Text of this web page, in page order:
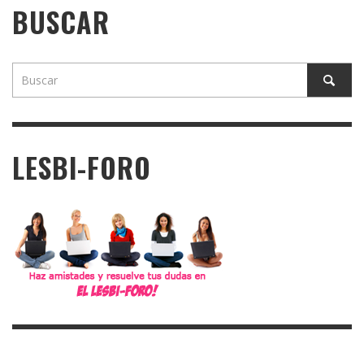
BUSCAR
LESBI-FORO